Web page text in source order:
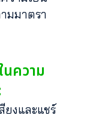
มมาตรา
นความ
งและแชร์